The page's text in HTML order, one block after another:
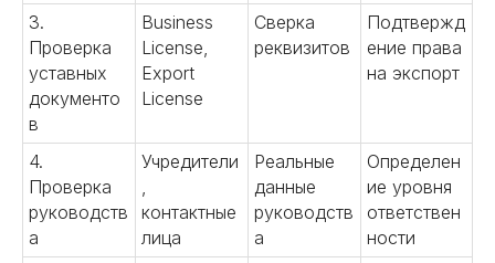
3.
Проверка
уставных
документо
в
Business
License,
Export
License
Сверка
реквизитов
Подтвержд
ение права
на экспорт
4.
Проверка
руководств
а
Учредители
,
контактные
лица
Реальные
данные
руководств
а
Определен
ие уровня
ответствен
ности